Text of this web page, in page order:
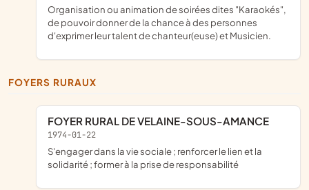
Organisation ou animation de soirées dites "Karaokés",
de pouvoir donner de la chance à des personnes
d'exprimer leur talent de chanteur(euse) et Musicien.
FOYERS RURAUX
FOYER RURAL DE VELAINE-SOUS-AMANCE
1974-01-22
s'engager dans la vie sociale ; renforcer le lien et la
solidarité ; former à la prise de responsabilité